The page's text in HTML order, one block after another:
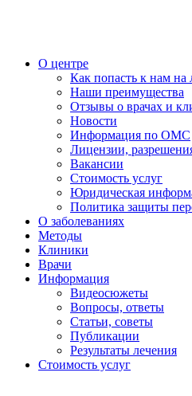
О центре
Как попасть к нам на
Наши преимущества
Отзывы о врачах и
Новости
Информация по ОМС
Лицензии,
Вакансии
Стоимость услуг
Юридическая
Политика защиты
О заболеваниях
Методы
Клиники
Врачи
Информация
Видеосюжеты
Вопросы, ответы
Статьи, советы
Публикации
Результаты лечения
Стоимость услуг